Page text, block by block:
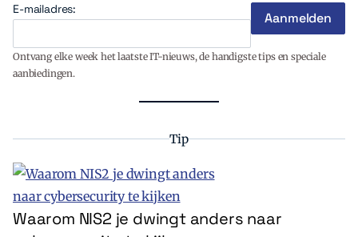
E-mailadres:
Ontvang elke week het laatste IT-nieuws, de handigste tips en speciale
aanbiedingen.
Tip
Waarom NIS2 je dwingt anders naar